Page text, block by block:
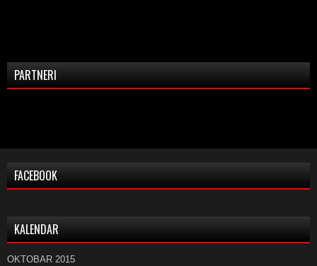
PARTNERI
FACEBOOK
KALENDAR
OKTOBAR 2015